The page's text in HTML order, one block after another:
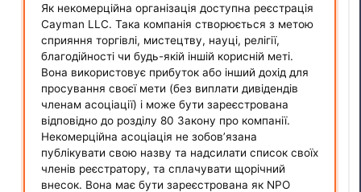
Як некомерційна організація доступна реєстрація
Cayman LLC. Така компанія створюється з метою
сприяння торгівлі, мистецтву, науці, релігії,
благодійності чи будь-якій іншій корисній меті.
Вона використовує прибуток або інший дохід для
просування своєї мети (без виплати дивідендів
членам асоціації) і може бути зареєстрована
відповідно до розділу 80 Закону про компанії.
Некомерційна асоціація не зобов’язана
публікувати свою назву та надсилати список своїх
членів реєстратору, та сплачувати щорічний
внесок. Вона має бути зареєстрована як NPO